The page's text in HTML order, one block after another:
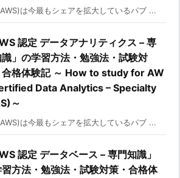
は今最もシェアを拡大しているパブ ...
認定 データアナリティクス – 専
識」の学習方法・勉強法・試験対
合格体験記 ～ How to study for AW
Data Analytics – Specialty
～
は今最もシェアを拡大しているパブ ...
認定 データベース – 専門知識」
方法・勉強法・試験対策・合格体